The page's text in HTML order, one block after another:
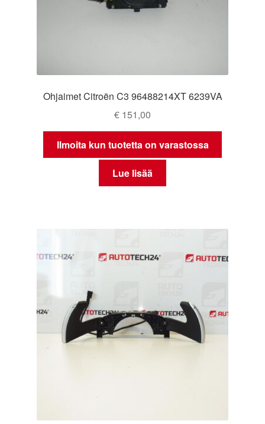
Ohjaimet Citroën C3 96488214XT 6239VA
€ 151,00
Ilmoita kun tuotetta on varastossa
Lue lisää